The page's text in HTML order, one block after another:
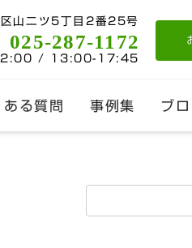
山二ツ5丁目2番25号
025-287-1172
/ 13:00-17:45
ある質問 事例集 ブ
検